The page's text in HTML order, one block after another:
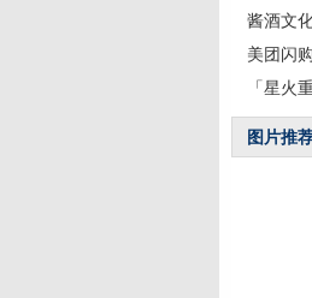
酱酒文
美团闪
「星火
图片推